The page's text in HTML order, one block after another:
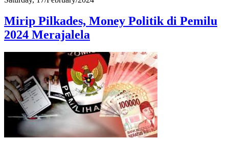
Mirip Pilkades, Money Politik di Pemilu
2024 Merajalela